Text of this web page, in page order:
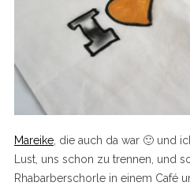
Mareike, die auch da war 🙂 und
Lust, uns schon zu trennen, und
Rhabarberschorle in einem Café